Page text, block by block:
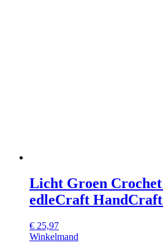
Licht Groen
edleCraft
€ 25,97
Winkelmand